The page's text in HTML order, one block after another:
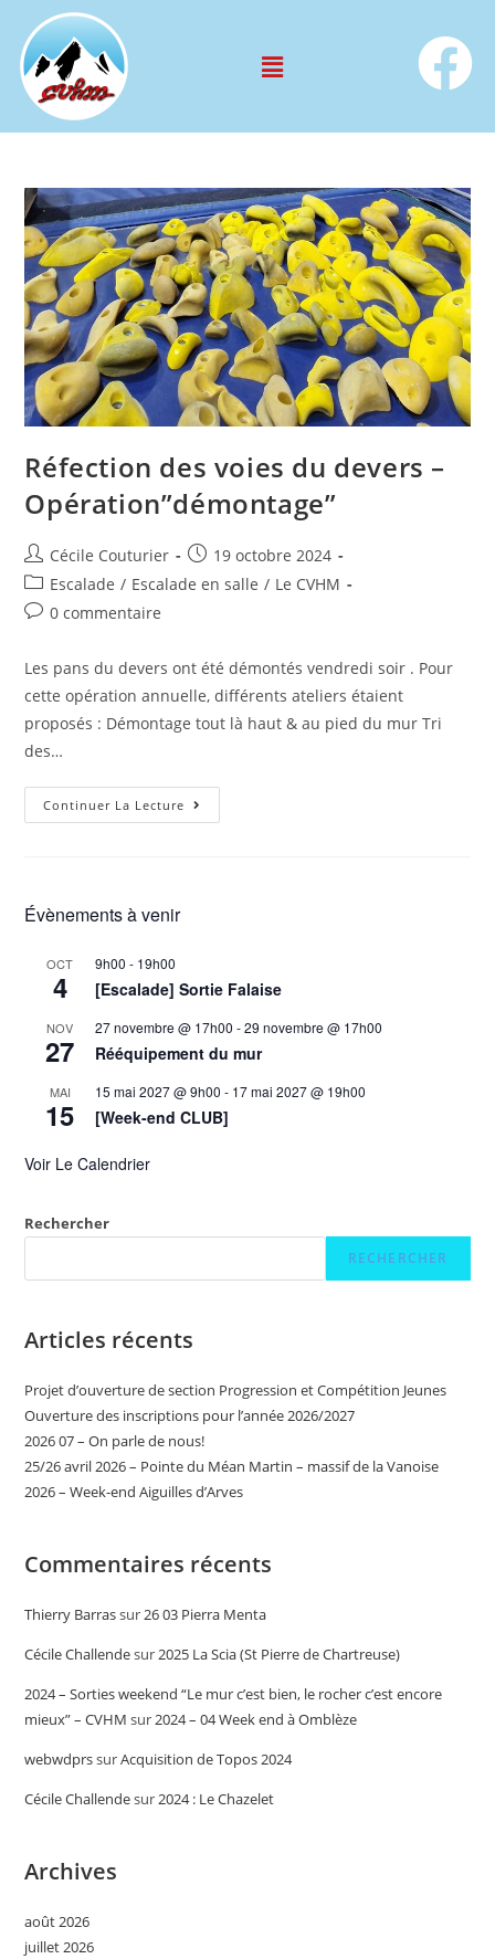
Réfection des voies du devers –
Opération”démontage”
Cécile Couturier
19 octobre 2024
Escalade / Escalade en salle / Le CVHM
0 commentaire
Les pans du devers ont été démontés vendredi soir . Pour
cette opération annuelle, différents ateliers étaient
proposés : Démontage tout là haut & au pied du mur Tri
des…
Continuer La Lecture
Évènements à venir
OCT
4
9h00 - 19h00
[Escalade] Sortie Falaise
NOV
27
27 novembre @ 17h00 -29 novembre @ 17h00
Rééquipement du mur
MAI
15
15 mai 2027 @ 9h00 - 17 mai 2027 @ 19h00
[Week-end CLUB]
Voir Le Calendrier
Rechercher
RECHERCHER
Articles récents
Projet d’ouverture de section Progression et Compétition Jeunes
Ouverture des inscriptions pour l’année 2026/2027
2026 07 – On parle de nous!
25/26 avril 2026 – Pointe du Méan Martin – massif de la Vanoise
2026 – Week-end Aiguilles d’Arves
Commentaires récents
Thierry Barrassur26 03 Pierra Menta
Cécile Challendesur2025 La Scia (St Pierre de Chartreuse)
2024 – Sorties weekend “Le mur c’est bien, le rocher c’est encore
mieux” – CVHM sur2024 – 04 Week end à Omblèze
webwdprssurAcquisition de Topos 2024
Cécile Challendesur2024 : Le Chazelet
Archives
août 2026
juillet 2026